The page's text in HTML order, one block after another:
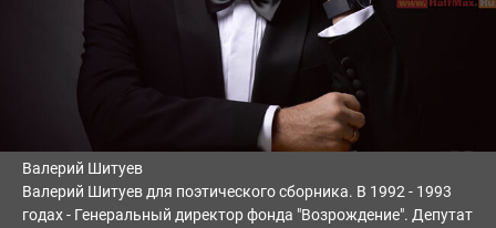
Валерий Шитуев
Валерий Шитуев для поэтического сборника. В 1992 - 1993
годах - Генеральный директор фонда "Возрождение". Депутат